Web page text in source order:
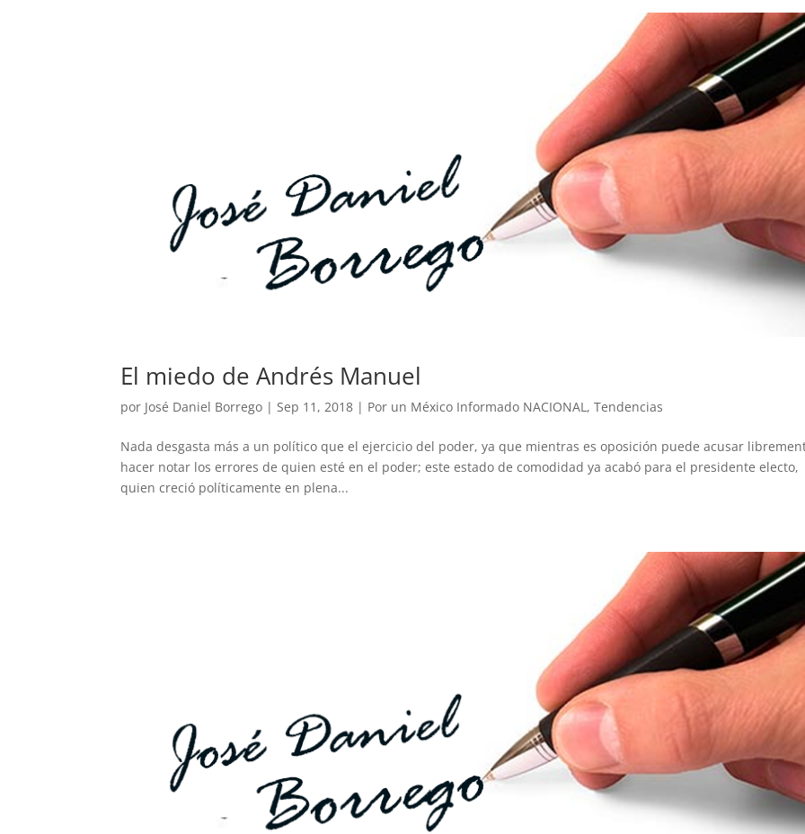
El miedo de Andrés Manuel
por José Daniel Borrego |Sep 11, 2018 | Por un México Informado NACIONAL,Tendencias
Nada desgasta más a un político que el ejercicio del poder, ya que mientras es oposición puede acusar
hacer notar los errores de quien esté en el poder; este estado de comodidad ya acabó para el presidente electo,
quien creció políticamente en plena...